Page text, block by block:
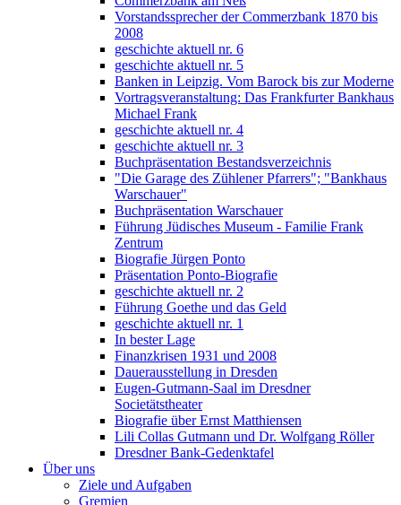
Vorstandssprecher der Commerzbank 1870 bis
2008
geschichte aktuell nr. 6
geschichte aktuell nr. 5
Banken in Leipzig. Vom Barock bis zur Moderne
Vortragsveranstaltung: Das Frankfurter Bankhaus
Michael Frank
geschichte aktuell nr. 4
geschichte aktuell nr. 3
Buchpräsentation Bestandsverzeichnis
"Die Garage des Zühlener Pfarrers"; "Bankhaus
Warschauer"
Buchpräsentation Warschauer
Führung Jüdisches Museum - Familie Frank
Zentrum
Biografie Jürgen Ponto
Präsentation Ponto-Biografie
geschichte aktuell nr. 2
Führung Goethe und das Geld
geschichte aktuell nr. 1
In bester Lage
Finanzkrisen 1931 und 2008
Dauerausstellung in Dresden
Eugen-Gutmann-Saal im Dresdner
Societätstheater
Biografie über Ernst Matthiensen
Lili Collas Gutmann und Dr. Wolfgang Röller
Dresdner Bank-Gedenktafel
Über uns
Ziele und Aufgaben
Gremien